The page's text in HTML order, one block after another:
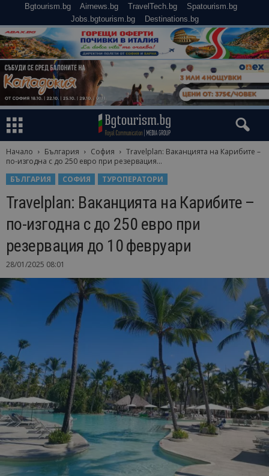
Bgtourism.bg Airnews.bg TravelTech.bg
Spatourism.bg
Jobs.bgtourism.bg
Destinations.bg
Начало България София
Travelplan: Ваканцията на Карибите –
по-изгодна с до 250 евро при резервация...
БЪЛГАРИЯ
СОФИЯ ТУРОПЕРАТОРИ
Travelplan: Ваканцията на Карибите –
по-изгодна с до 250 евро при
резервация до 10 февруари
28/01/2025 08:01